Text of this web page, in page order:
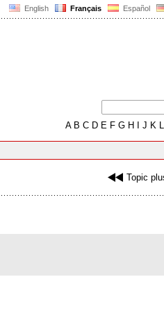
English Français Español
AB C D E F G H J K L
Topic